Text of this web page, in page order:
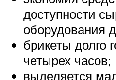
доступности
оборудования
брикеты долго
четырех часов;
выделяется